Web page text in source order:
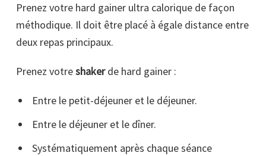
Prenez votre hard gainer ultra calorique de façon
méthodique. Il doit être placé à égale distance entre
deux repas principaux.
Prenez votreshakerde hard gainer :
Entre le petit-déjeuner et le déjeuner.
Entre le déjeuner et le dîner.
Systématiquement après chaque séance